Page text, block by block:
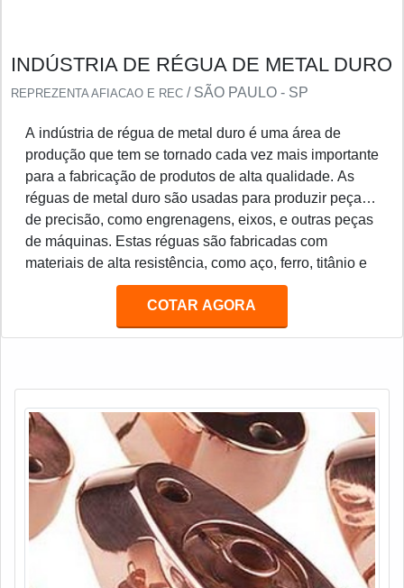
INDÚSTRIA DE RÉGUA DE METAL DURO
REPREZENTA AFIACAO E REC / SÃO PAULO - SP
A indústria de régua de metal duro é uma área de
produção que tem se tornado cada vez mais importante
para a fabricação de produtos de alta qualidade. As
réguas de metal duro são usadas para produzir peças
de precisão, como engrenagens, eixos, e outras peças
de máquinas. Estas réguas são fabricadas com
materiais de alta resistência, como aço, ferro, titânio e
outros metais duros. Estes materiais são resistentes ao
desgaste e à corrosão, o que torna as réguas de metal
duro ideais para a produção de peças de precisão.
necessidade de manutenção.
COTAR AGORA